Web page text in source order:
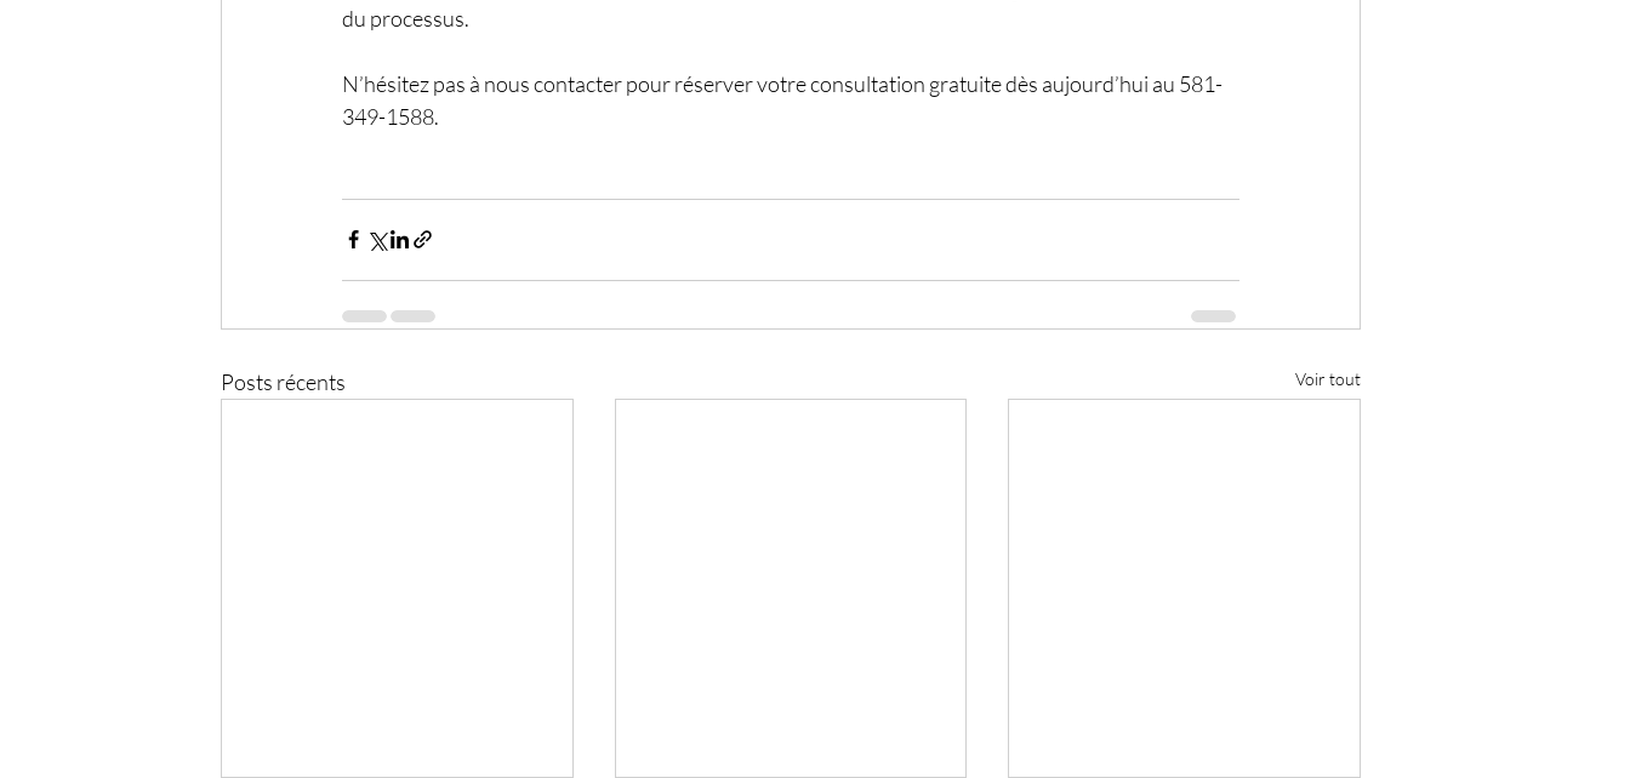
du processus.
N’hésitez pas à nous contacter pour réserver votre consultation gratuite dès aujourd’hui au 581-
349-1588.
Posts récents Voir tout